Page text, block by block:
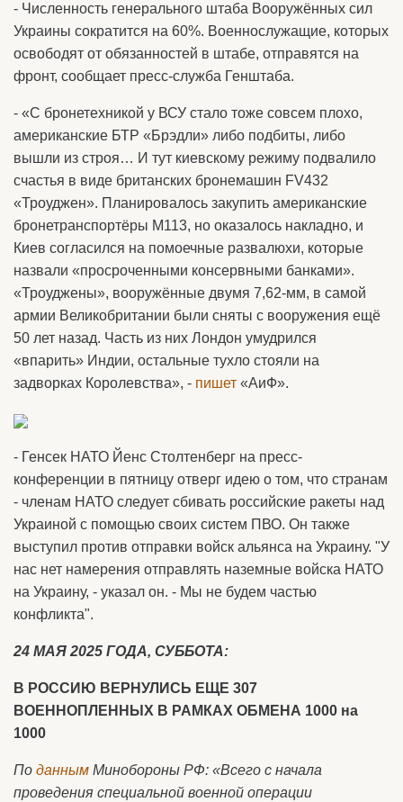
- Численность генерального штаба Вооружённых сил
Украины сократится на 60%. Военнослужащие, которых
освободят от обязанностей в штабе, отправятся на
фронт, сообщает пресс-служба Генштаба.
- «С бронетехникой у ВСУ стало тоже совсем плохо,
американские БТР «Брэдли» либо подбиты, либо
вышли из строя… И тут киевскому режиму подвалило
счастья в виде британских бронемашин FV432
«Троуджен». Планировалось закупить американские
бронетранспортёры М113, но оказалось накладно, и
Киев согласился на помоечные развалюхи, которые
назвали «просроченными консервными банками».
«Троуджены», вооружённые двумя 7,62-мм, в самой
армии Великобритании были сняты с вооружения ещё
50 лет назад. Часть из них Лондон умудрился
«впарить» Индии, остальные тухло стояли на
задворках Королевства», - пишет «АиФ».
- Генсек НАТО Йенс Столтенберг на пресс-
конференции в пятницу отверг идею о том, что странам
- членам НАТО следует сбивать российские ракеты над
Украиной с помощью своих систем ПВО. Он также
выступил против отправки войск альянса на Украину. "У
нас нет намерения отправлять наземные войска НАТО
на Украину, - указал он. - Мы не будем частью
конфликта".
24 МАЯ 2025 ГОДА, СУББОТА:
В РОССИЮ ВЕРНУЛИСЬ ЕЩЕ 307
ВОЕННОПЛЕННЫХ В РАМКАХ ОБМЕНА 1000 на
1000
По данным Минобороны РФ: «Всего с начала
проведения специальной военной операции